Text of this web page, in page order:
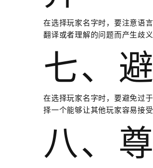
在选择玩家名字时，要注意语
翻译或者理解的问题而产生歧
七、
在选择玩家名字时，要避免过
择一个能够让其他玩家容易接
八、